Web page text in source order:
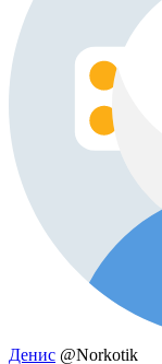
Денис @Norkotik